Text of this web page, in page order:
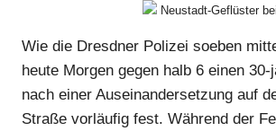
Neustadt-Geflüster bei
Wie die Dresdner Polizei soeben
heute Morgen gegen halb 6 einen 30-
nach einer Auseinandersetzung auf
Straße vorläufig fest. Während der